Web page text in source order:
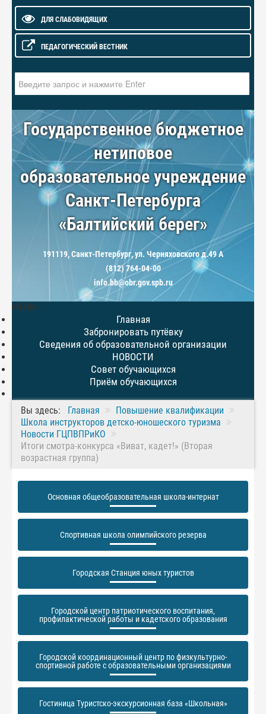
ДЛЯ СЛАБОВИДЯЩИХ
ПЕДАГОГИЧЕСКИЙ ВЕСТНИК
Государственное бюджетное
нетиповое
образовательное учреждение
Санкт-Петербурга
«Балтийский берег»
191119, Санкт-Петербург, ул. Черняховского д.49 А
(812) 764-04-00
info.bb@obr.gov.spb.ru
МЕНЮ
Главная
Забронировать путёвку
Сведения об образовательной организации
НОВОСТИ
Совет обучающихся
Приём обучающихся
Вы здесь: Главная
Повышение квалификации
Школа инструкторов детско-юношеского туризма
Новости ГЦПВПРиКО
Итоги смотра-конкурса «Виват, кадет!» (Вторая
возрастная группа)
Основная общеобразовательная школа-интернат
Спортивная школа олимпийского резерва
Городская Станция юных туристов
Городской центр патриотического воспитания,
профилактической работы и кадетского образования
Городской координационный центр по физкультурно-
спортивной работе с образовательными организациями
Гостиница Туристско-экскурсионная база «Школьная»